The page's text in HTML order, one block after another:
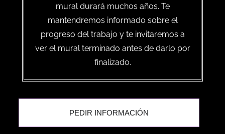
mural durará muchos años. Te
mantendremos informado sobre el
progreso del trabajo y te invitaremos a
ver el mural terminado antes de darlo por
finalizado.
PEDIR INFORMACIÓN